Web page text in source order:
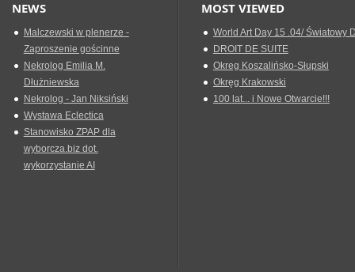
NEWS
Malczewski w plenerze -
Zaproszenie gościnne
Nekrolog Emilia M.
Dłużniewska
Nekrolog - Jan Niksiński
Wystawa Eclectica
Stanowisko ZPAP dla
wyborcza.biz dot.
wykorzystanie AI
MOST VIEWED
World Art Day 15 .04/ Światowy
DROIT DE SUITE
Okreg Koszalińsko-Słupski
Okręg Krakowski
100 lat... i Nowe Otwarcie!!!